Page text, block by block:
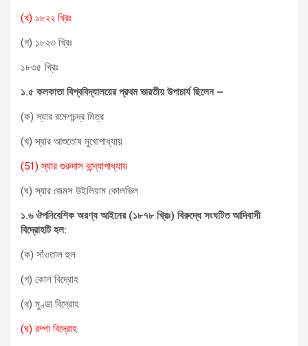
(খ) ১৮২২ খ্রিঃ
(গ) ১৮২৩ খ্রিঃ
১৮৩৫ খ্রিঃ
১.৫ কলকাতা বিশ্ববিদ্যালয়ের প্রথম ভারতীয় উপাচার্য ছিলেন –
(ক) স্যার রমেশচন্দ্র মিত্র
(খ) স্যার আশুতোষ মুখোপাধ্যায়
(51) স্যার গুরুদাস বন্দ্যোপাধ্যায়
(ঘ) স্যার জেমস উইলিয়াম কোলভিল
১.৬ ঔপনিবেশিক অরণ্য আইনের (১৮৭৮ খ্রিঃ) বিরুদ্ধে সংঘটিত আদিবাসী
বিদ্রোহটি হল:
(ক) সাঁওতাল হুল
(গ) কোল বিদ্রোহ
(খ) মুণ্ডা বিদ্রোহ
(ঘ) রম্পা বিদ্রোহ